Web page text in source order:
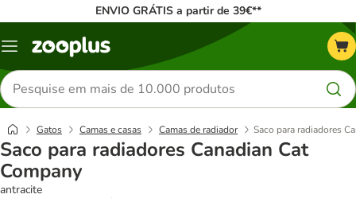
ENVIO GRÁTIS a partir de 39€**
Menu
Pesquisar
produtos
Gatos Camas e casas Camas de radiador Saco para radiadores
Saco para radiadores Canadian Cat
Company
antracite